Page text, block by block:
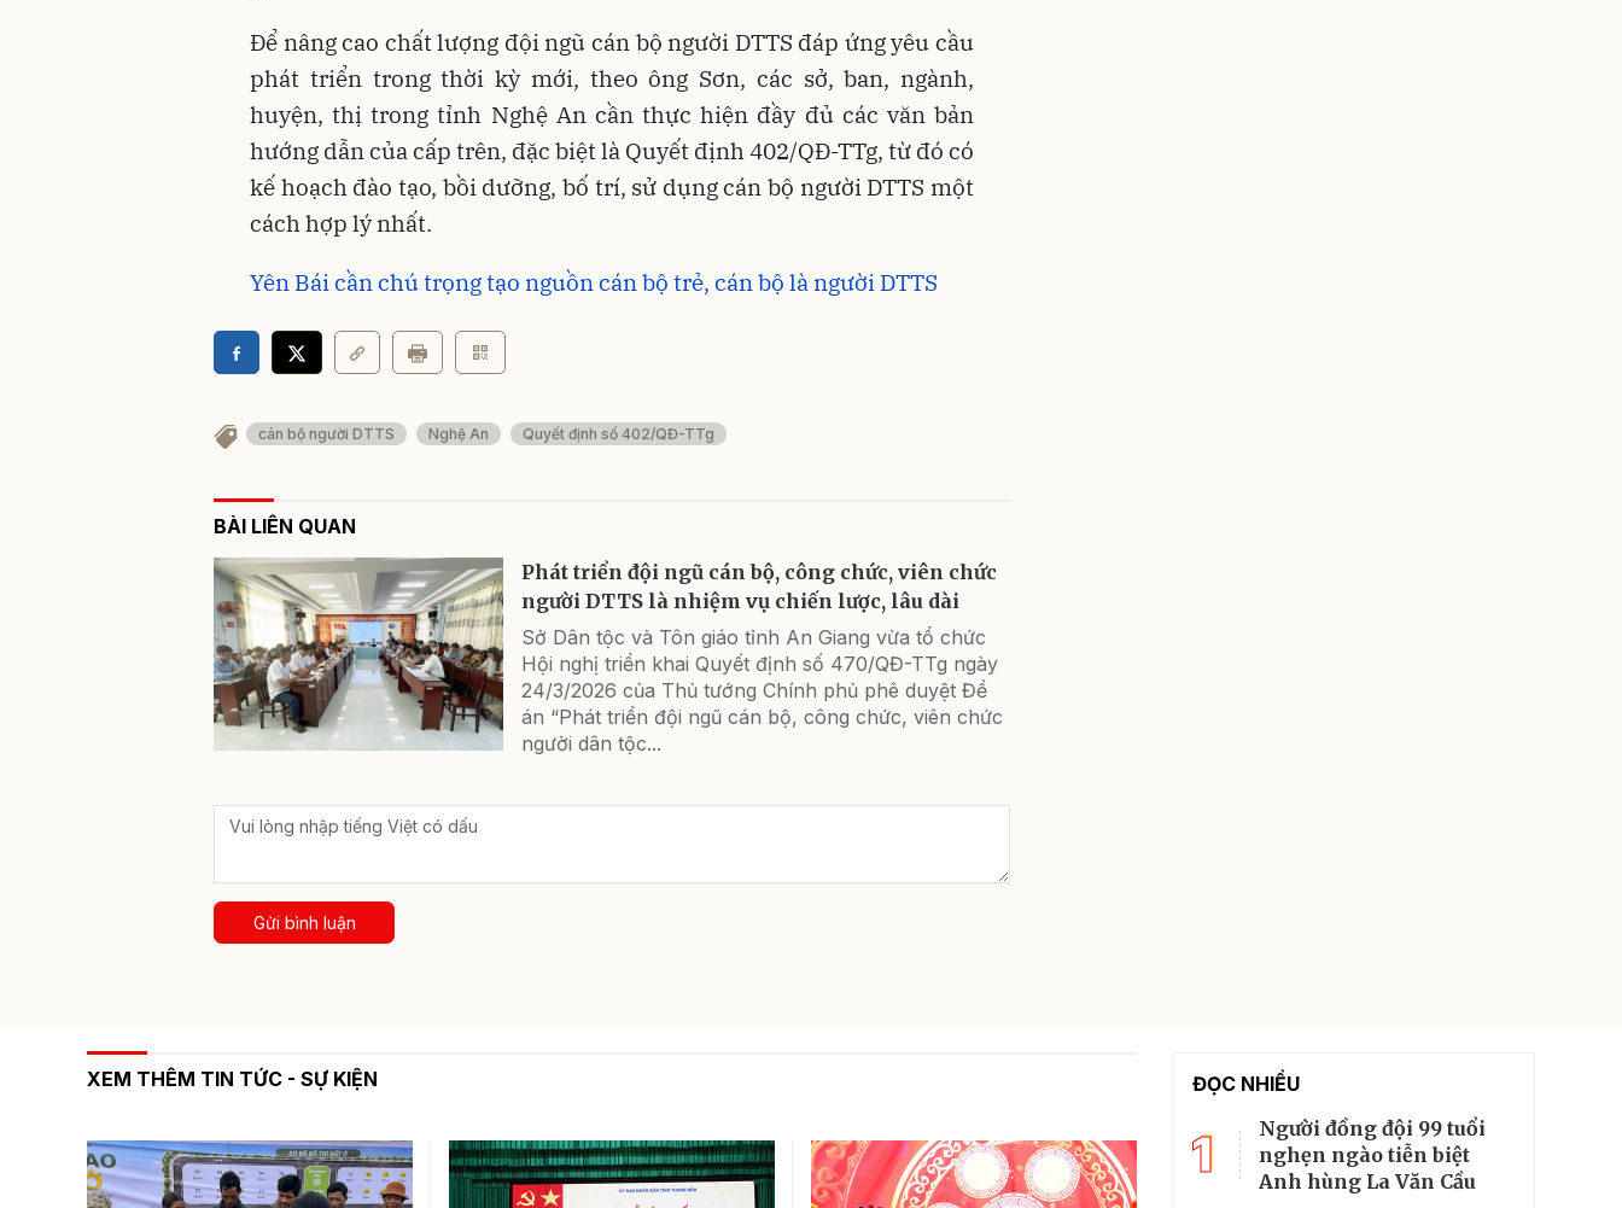
Để nâng cao chất lượng đội ngũ cán bộ người DTTS đáp ứng yêu cầu
phát triển trong thời kỳ mới, theo ông Sơn, các sở, ban, ngành,
huyện, thị trong tỉnh Nghệ An cần thực hiện đầy đủ các văn bản
hướng dẫn của cấp trên, đặc biệt là Quyết định 402/QĐ-TTg, từ đó có
kế hoạch đào tạo, bồi dưỡng, bố trí, sử dụng cán bộ người DTTS một
cách hợp lý nhất.
Yên Bái cần chú trọng tạo nguồn cán bộ trẻ, cán bộ là người DTTS
cán bộ người DTTS Nghệ An Quyết định số 402/QĐ-TTg
BÀI LIÊN QUAN
Phát triển đội ngũ cán bộ, công chức, viên chức
người DTTS là nhiệm vụ chiến lược, lâu dài
Sở Dân tộc và Tôn giáo tỉnh An Giang vừa tổ chức
Hội nghị triển khai Quyết định số 470/QĐ-TTg ngày
24/3/2026 của Thủ tướng Chính phủ phê duyệt Đề
án “Phát triển đội ngũ cán bộ, công chức, viên chức
người dân tộc...
Gửi bình luận
XEM THÊM TIN TỨC - SỰ KIỆN ĐỌC NHIỀU
1
Người đồng đội 99 tuổi
nghẹn ngào tiễn biệt
Anh hùng La Văn Cầu